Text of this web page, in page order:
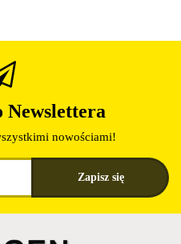
Newslettera
nowościami!